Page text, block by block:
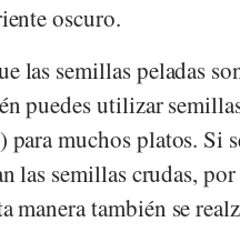
oscuro.
las semillas peladas
puedes utilizar
para muchos platos. Si
las semillas crudas,
manera también se